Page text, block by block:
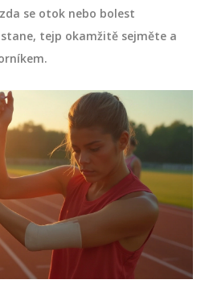
se otok nebo bolest
tejp okamžitě sejměte a